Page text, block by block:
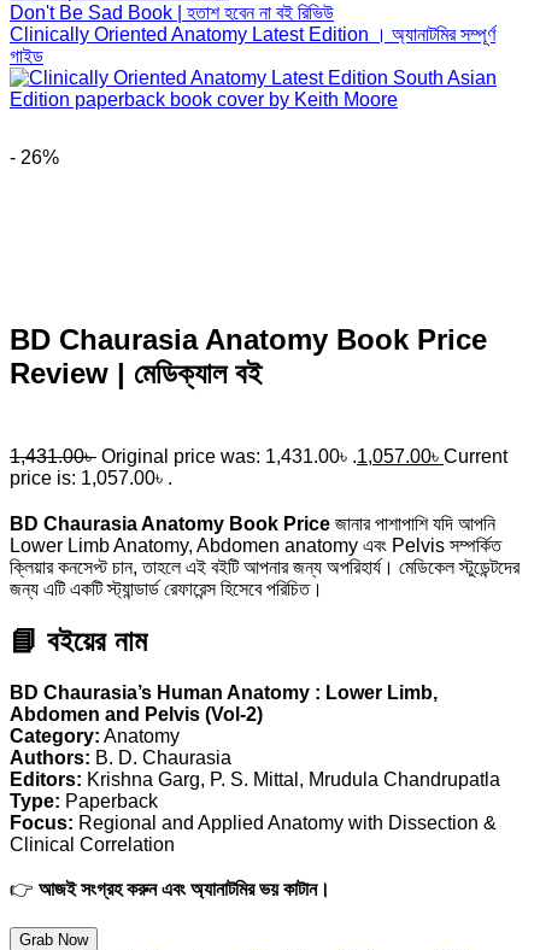
Don't Be Sad Book | হতাশ হবেন না বই রিভিউ
Clinically Oriented Anatomy Latest Edition । অ্যানাটমির সম্পূর্ণ
গাইড
- 26%
BD Chaurasia Anatomy Book Price
Review | মেডিক্যাল বই
1,431.00৳ Original price was: 1,431.00৳ .1,057.00৳ Current
price is: 1,057.00৳ .
BD Chaurasia Anatomy Book Price জানার পাশাপাশি যদি আপনি
Lower Limb Anatomy, Abdomen anatomy এবং Pelvis সম্পর্কিত
ক্লিয়ার কনসেপ্ট চান, তাহলে এই বইটি আপনার জন্য অপরিহার্য। মেডিকেল স্টুডেন্টদের
জন্য এটি একটি স্ট্যান্ডার্ড রেফারেন্স হিসেবে পরিচিত।
📘 বইয়ের নাম
BD Chaurasia’s Human Anatomy : Lower Limb,
Abdomen and Pelvis (Vol-2)
Category: Anatomy
Authors: B. D. Chaurasia
Editors: Krishna Garg, P. S. Mittal, Mrudula Chandrupatla
Type: Paperback
Focus: Regional and Applied Anatomy with Dissection &
Clinical Correlation
👉 আজই সংগ্রহ করুন এবং অ্যানাটমির ভয় কাটান।
Grab Now